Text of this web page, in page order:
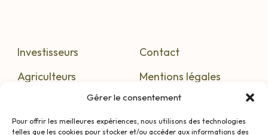
Gérer le consentement
Pour offrir les meilleures expériences, nous utilisons des technologies
telles que les cookies pour stocker et/ou accéder aux informations des
Investisseurs
Agriculteurs
Contact
Mentions légales
Confidentialité